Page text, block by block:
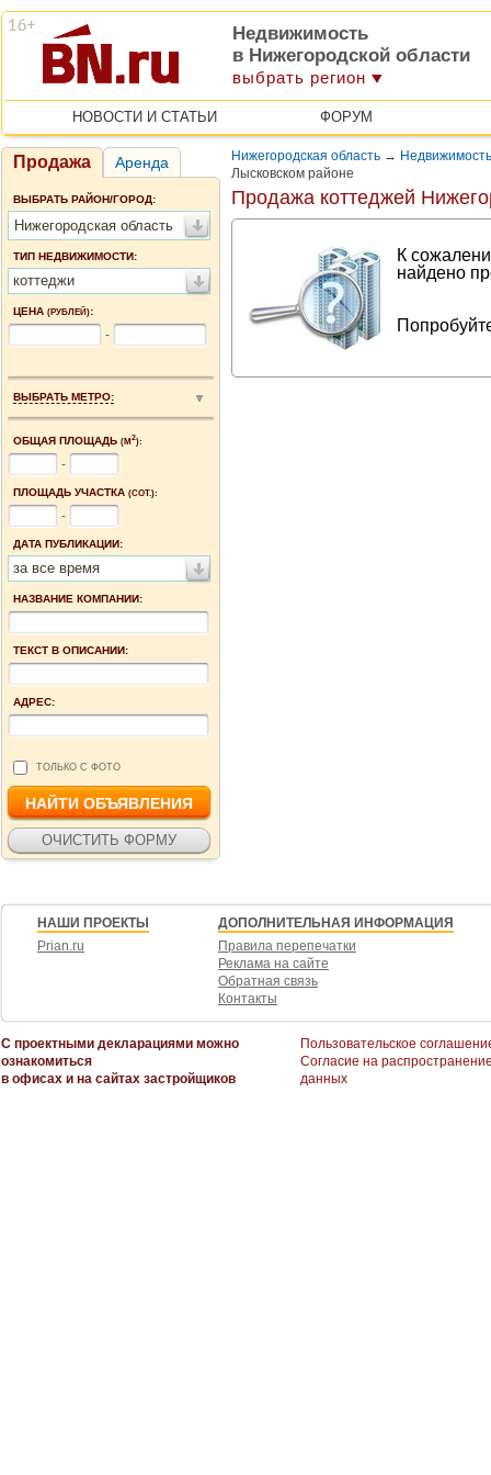
Недвижимость
в Нижегородской области
выбрать регион
НОВОСТИ И СТАТЬИ ФОРУМ
Продажа Аренда
ВЫБРАТЬ РАЙОН/ГОРОД:
Нижегородская область
ТИП НЕДВИЖИМОСТИ:
коттеджи
ЦЕНА (РУБЛЕЙ):
-
ВЫБРАТЬ МЕТРО:
ОБЩАЯ ПЛОЩАДЬ (М2):
-
ПЛОЩАДЬ УЧАСТКА (СОТ.):
-
ДАТА ПУБЛИКАЦИИ:
за все время
НАЗВАНИЕ КОМПАНИИ:
ТЕКСТ В ОПИСАНИИ:
АДРЕС:
ТОЛЬКО С ФОТО
Нижегородская область →
Лысковском районе
Продажа коттеджей
К
найдено
НАШИ ПРОЕКТЫ
Prian.ru
ДОПОЛНИТЕЛЬНАЯ ИНФОРМАЦИЯ
Правила перепечатки
Реклама на сайте
Обратная связь
Контакты
С проектными декларациями можно
ознакомиться
в офисах и на сайтах застройщиков
Пользовательское
Согласие на
данных